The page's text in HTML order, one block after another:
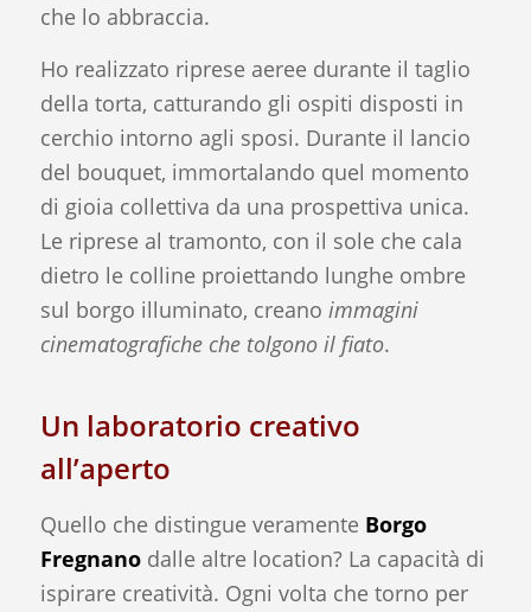
che lo abbraccia.
Ho realizzato riprese aeree durante il taglio
della torta, catturando gli ospiti disposti in
cerchio intorno agli sposi. Durante il lancio
del bouquet, immortalando quel momento
di gioia collettiva da una prospettiva unica.
Le riprese al tramonto, con il sole che cala
dietro le colline proiettando lunghe ombre
sul borgo illuminato, creano immagini
cinematografiche che tolgono il fiato.
Un laboratorio creativo
all’aperto
Quello che distingue veramente Borgo
Fregnanodalle altre location? La capacità di
ispirare creatività. Ogni volta che torno per